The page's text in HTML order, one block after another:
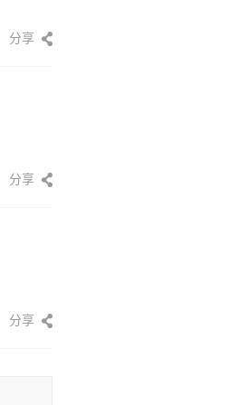
分享
分享
分享